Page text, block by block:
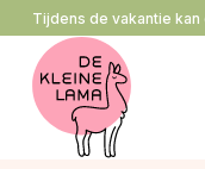
naar
inhoud
Tijdens de vakantie